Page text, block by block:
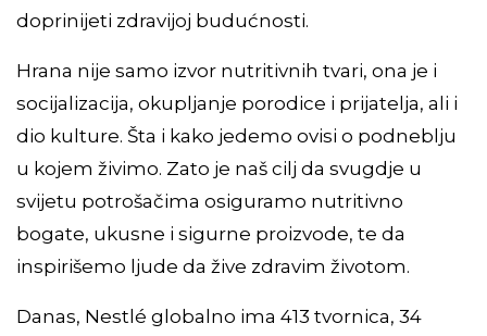
doprinijeti zdravijoj budućnosti.
Hrana nije samo izvor nutritivnih tvari, ona je i
socijalizacija, okupljanje porodice i prijatelja, ali i
dio kulture. Šta i kako jedemo ovisi o podneblju
u kojem živimo. Zato je naš cilj da svugdje u
svijetu potrošačima osiguramo nutritivno
bogate, ukusne i sigurne proizvode, te da
inspirišemo ljude da žive zdravim životom.
Danas, Nestlé globalno ima 413 tvornica, 34